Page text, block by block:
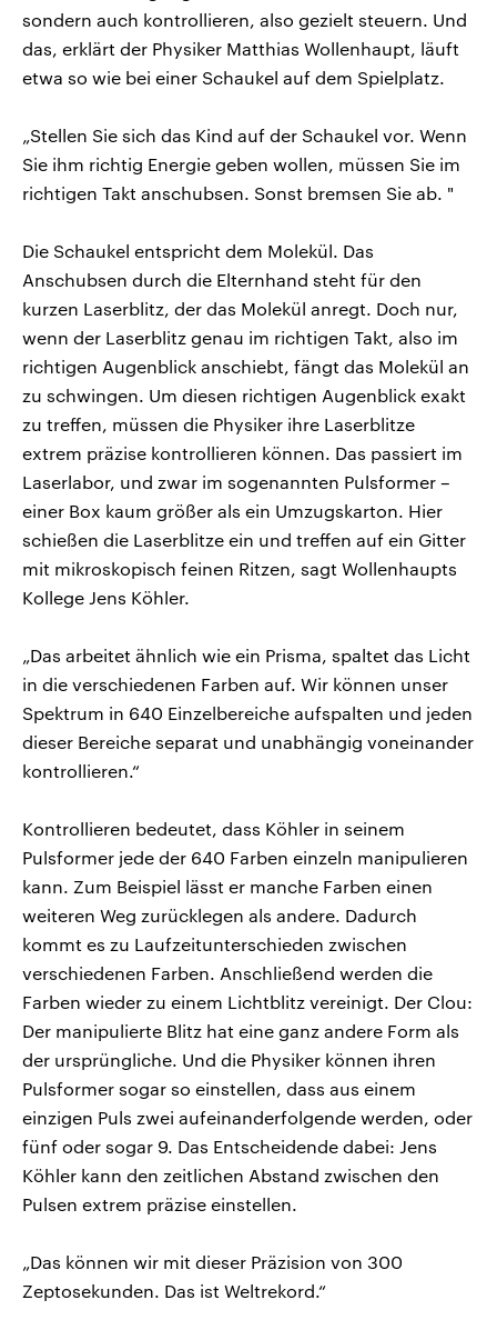
sondern auch kontrollieren, also gezielt steuern. Und
das, erklärt der Physiker Matthias Wollenhaupt, läuft
etwa so wie bei einer Schaukel auf dem Spielplatz.
„Stellen Sie sich das Kind auf der Schaukel vor. Wenn
Sie ihm richtig Energie geben wollen, müssen Sie im
richtigen Takt anschubsen. Sonst bremsen Sie ab. "
Die Schaukel entspricht dem Molekül. Das
Anschubsen durch die Elternhand steht für den
kurzen Laserblitz, der das Molekül anregt. Doch nur,
wenn der Laserblitz genau im richtigen Takt, also im
richtigen Augenblick anschiebt, fängt das Molekül an
zu schwingen. Um diesen richtigen Augenblick exakt
zu treffen, müssen die Physiker ihre Laserblitze
extrem präzise kontrollieren können. Das passiert im
Laserlabor, und zwar im sogenannten Pulsformer –
einer Box kaum größer als ein Umzugskarton. Hier
schießen die Laserblitze ein und treffen auf ein Gitter
mit mikroskopisch feinen Ritzen, sagt Wollenhaupts
Kollege Jens Köhler.
„Das arbeitet ähnlich wie ein Prisma, spaltet das Licht
in die verschiedenen Farben auf. Wir können unser
Spektrum in 640 Einzelbereiche aufspalten und jeden
dieser Bereiche separat und unabhängig voneinander
kontrollieren.“
Kontrollieren bedeutet, dass Köhler in seinem
Pulsformer jede der 640 Farben einzeln manipulieren
kann. Zum Beispiel lässt er manche Farben einen
weiteren Weg zurücklegen als andere. Dadurch
kommt es zu Laufzeitunterschieden zwischen
verschiedenen Farben. Anschließend werden die
Farben wieder zu einem Lichtblitz vereinigt. Der Clou:
Der manipulierte Blitz hat eine ganz andere Form als
der ursprüngliche. Und die Physiker können ihren
Pulsformer sogar so einstellen, dass aus einem
einzigen Puls zwei aufeinanderfolgende werden, oder
fünf oder sogar 9. Das Entscheidende dabei: Jens
Köhler kann den zeitlichen Abstand zwischen den
Pulsen extrem präzise einstellen.
„Das können wir mit dieser Präzision von 300
Zeptosekunden. Das ist Weltrekord.“